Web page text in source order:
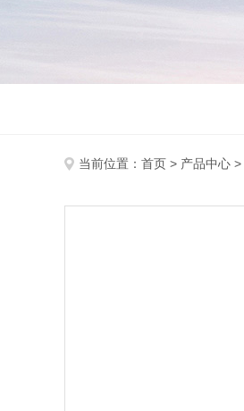
当前位置： 首页 > 产品中心 >